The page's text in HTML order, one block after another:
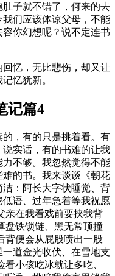
子就不错了，何来的去
们应该体谅父母，不能
你幻想呢？说不定连书
回忆，无比悲伤，却又让
忆犹新。
记篇4
，有的只是挑着看。有
实话，有的书难的让我
不够。我忽然觉得不能
的书。我来谈谈《朝花
：阿长大字状睡觉、背
语、过年急着等我祝愿
亲在我看戏前要挟我背
盘铁锁链、黑无常顶撞
背便会从屁股喷出一股
道金光收伏、在雪地支
小孩吃冰就让多吃、